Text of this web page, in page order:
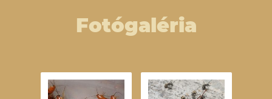
Fotógaléria